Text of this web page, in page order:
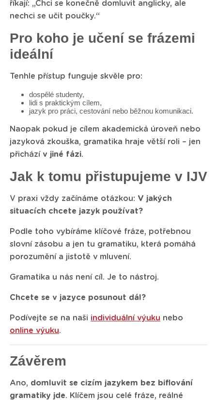
říkají: „Chci se konečně domluvit anglicky, ale
nechci se učit poučky.“
Pro koho je učení se frázemi
ideální
Tenhle přístup funguje skvěle pro:
dospělé studenty,
lidi s praktickým cílem,
jazyk pro práci, cestování nebo běžnou komunikaci.
Naopak pokud je cílem akademická úroveň nebo
jazyková zkouška, gramatika hraje větší roli – jen
přichází v jiné fázi.
Jak k tomu přistupujeme v IJV
V praxi vždy začínáme otázkou: V jakých
situacích chcete jazyk používat?
Podle toho vybíráme klíčové fráze, potřebnou
slovní zásobu a jen tu gramatiku, která pomáhá
porozumění a jistotě v mluvení.
Gramatika u nás není cíl. Je to nástroj.
Chcete se v jazyce posunout dál?
Podívejte se na naši individuální výuku nebo
online výuku.
Závěrem
Ano, domluvit se cizím jazykem bez biflování
gramatiky jde. Klíčem jsou celé fráze, reálné